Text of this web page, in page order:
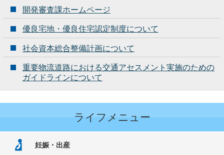
開発審査課ホームページ
優良宅地・優良住宅認定制度について
社会資本総合整備計画について
重要物流道路における交通アセスメント実施のための
ガイドラインについて
ライフメニュー
妊娠・出産